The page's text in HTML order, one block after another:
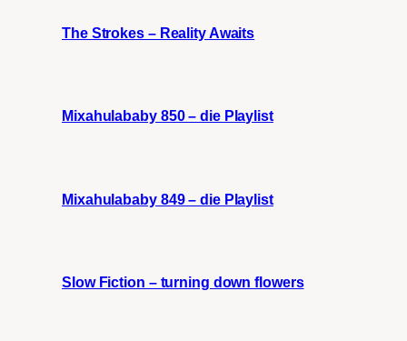
The Strokes – Reality Awaits
Mixahulababy 850 – die Playlist
Mixahulababy 849 – die Playlist
Slow Fiction – turning down flowers